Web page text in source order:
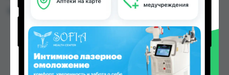
Цена: от43.00 TJS